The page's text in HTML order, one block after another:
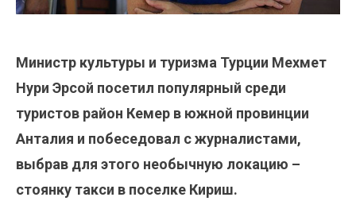
Министр культуры и туризма Турции Мехмет
Нури Эрсой посетил популярный среди
туристов район Кемер в южной провинции
Анталия и побеседовал с журналистами,
выбрав для этого необычную локацию –
стоянку такси в поселке Кириш.